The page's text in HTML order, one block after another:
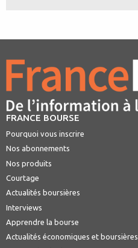
FRANCE BOURSE
Pourquoi vous inscrire
Nos abonnements
Nos produits
Courtage
Actualités boursières
Interviews
Apprendre la bourse
Actualités économiques et boursières